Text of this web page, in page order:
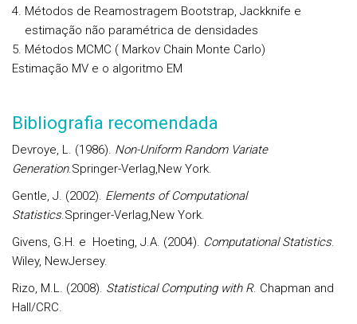
Métodos de Reamostragem Bootstrap, Jackknife e
estimação não paramétrica de densidades
Métodos MCMC ( Markov Chain Monte Carlo)
Estimação MV e o algoritmo EM
Bibliografia recomendada
Devroye, L. (1986). Non-Uniform Random Variate
Generation.Springer-Verlag,New York.
Gentle, J. (2002). Elements of Computational
Statistics.Springer-Verlag,New York.
Givens, G.H. e Hoeting, J.A. (2004). Computational Statistics.
Wiley, NewJersey.
Rizo, M.L. (2008). Statistical Computing with R. Chapman and
Hall/CRC.